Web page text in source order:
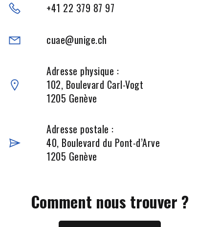
+41 22 379 87 97
cuae@unige.ch
Adresse physique :
102, Boulevard Carl-Vogt
1205 Genève
Adresse postale :
40, Boulevard du Pont-d’Arve
1205 Genève
Comment nous trouver ?